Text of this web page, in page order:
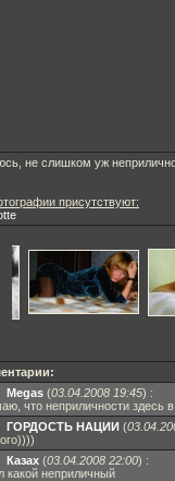
не слишком уж
присутствуют:
Megas (03.04.2008 19:45) :
что неприличности здесь
ГОРДОСТЬ НАЦИИ (
Казах (03.04.2008 22:00) :
какой неприличный